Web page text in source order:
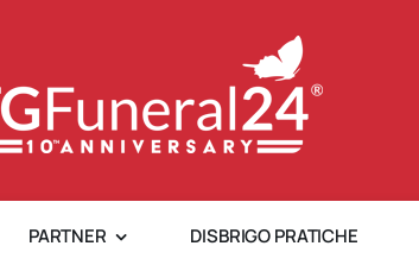
PARTNER DISBRIGO PRATICHE